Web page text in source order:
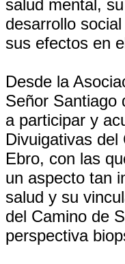
salud mental,
desarrollo
sus efectos en
Desde la
Señor Santiago
a participar y
Divuigativas del
Ebro, con las
un aspecto tan
salud y su
del Camino de
perspectiva